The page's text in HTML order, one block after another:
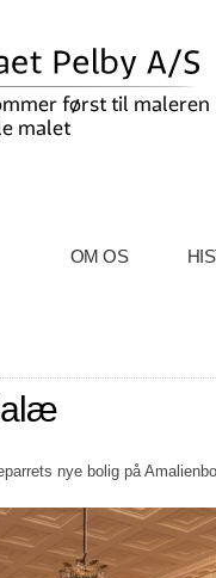
OM OS
nye bolig på